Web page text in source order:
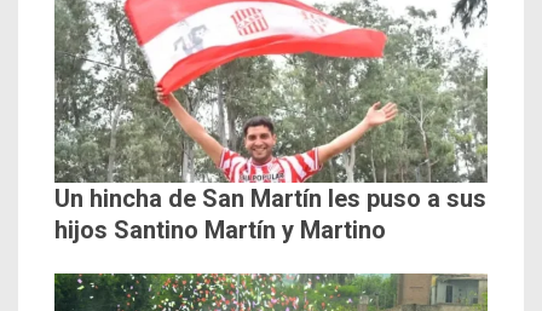
Un hincha de San Martín les puso a sus
hijos Santino Martín y Martino